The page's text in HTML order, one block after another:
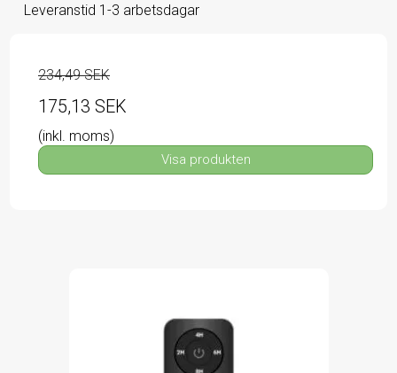
Leveranstid 1-3 arbetsdagar
234,49 SEK
175,13 SEK
(inkl. moms)
Visa produkten